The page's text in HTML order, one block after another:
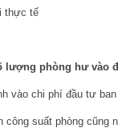
thực tế
lượng phòng hư vào
vào chi phí đầu tư ban
suất phòng cũng